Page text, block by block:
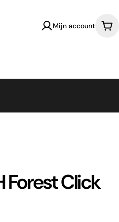
Mijn account
Forest Click